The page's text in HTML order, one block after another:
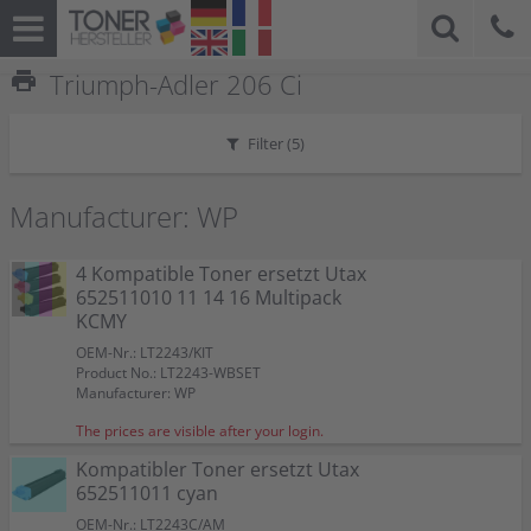
print Triumph-Adler 206 Ci
Filter (5)
Manufacturer: WP
4 Kompatible Toner ersetzt Utax
652511010 11 14 16 Multipack
KCMY
OEM-Nr.: LT2243/KIT
Product No.: LT2243-WBSET
Manufacturer: WP
The prices are visible after your login.
Kompatibler Toner ersetzt Utax
652511011 cyan
OEM-Nr.: LT2243C/AM